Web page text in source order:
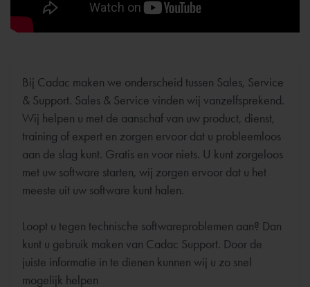
Bij Cadac maken we onderscheid tussen Sales, Service
& Support. Sales & Service vinden wij vanzelfsprekend.
Wij helpen u met de aanschaf van uw product, dienst,
training of expert en zorgen ervoor dat u probleemloos
aan de slag kunt. Gratis en voor niets. U kunt zorgeloos
met uw software starten, wij zorgen ervoor dat u het
meeste uit uw software kunt halen.
Loopt u tegen technische softwareproblemen aan? Dan
kunt u gebruik maken van Cadac Support. Door de
juiste informatie in te dienen kunnen wij u zo snel